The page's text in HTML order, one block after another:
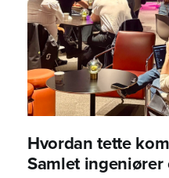
Hvordan tette
Samlet